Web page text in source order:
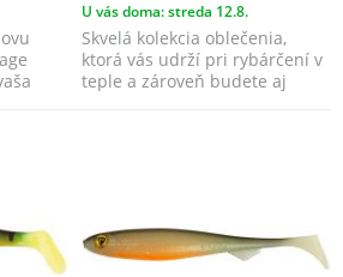
U vás doma: streda 12.8.
Skvelá kolekcia oblečenia,
ktorá vás udrží pri rybárčení v
teple a zároveň budete aj